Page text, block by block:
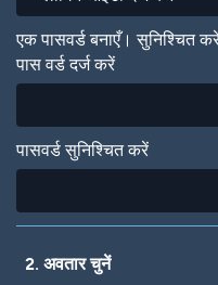
एक पासवर्ड बनाएँ। सुनिश्चित
पास वर्ड दर्ज करें
पासवर्ड सुनिश्चित करें
2. अवतार चुनें